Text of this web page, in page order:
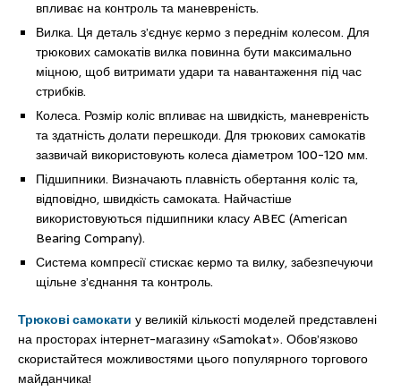
впливає на контроль та маневреність.
Вилка. Ця деталь з’єднує кермо з переднім колесом. Для
трюкових самокатів вилка повинна бути максимально
міцною, щоб витримати удари та навантаження під час
стрибків.
Колеса. Розмір коліс впливає на швидкість, маневреність
та здатність долати перешкоди. Для трюкових самокатів
зазвичай використовують колеса діаметром 100-120 мм.
Підшипники. Визначають плавність обертання коліс та,
відповідно, швидкість самоката. Найчастіше
використовуються підшипники класу ABEC (American
Bearing Company).
Система компресії стискає кермо та вилку, забезпечуючи
щільне з’єднання та контроль.
Трюкові самокати у великій кількості моделей представлені
на просторах інтернет-магазину «Samokat». Обов’язково
скористайтеся можливостями цього популярного торгового
майданчика!